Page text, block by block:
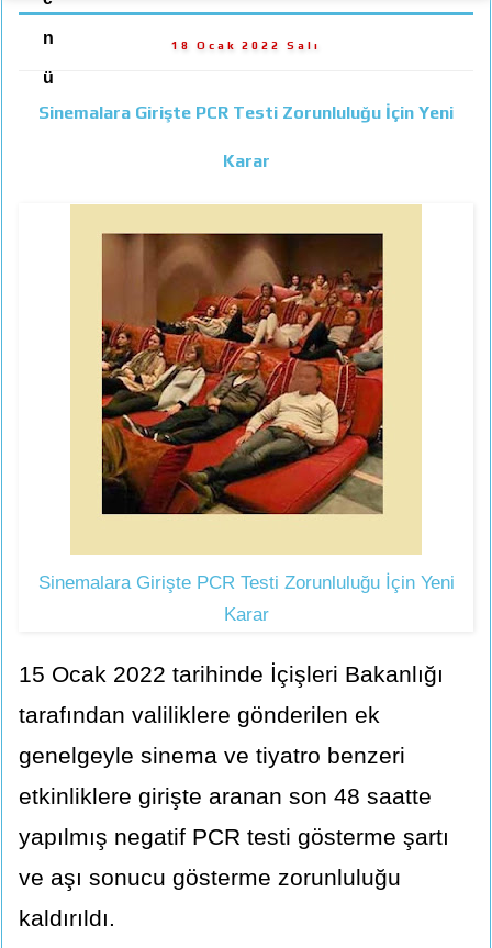
n
ü
18 Ocak 2022 Salı
Sinemalara Girişte PCR Testi Zorunluluğu İçin Yeni
Karar
Sinemalara Girişte PCR Testi Zorunluluğu İçin Yeni
Karar
15 Ocak 2022 tarihinde İçişleri Bakanlığı
tarafından valiliklere gönderilen ek
genelgeyle sinema ve tiyatro benzeri
etkinliklere girişte aranan son 48 saatte
yapılmış negatif PCR testi gösterme şartı
ve aşı sonucu gösterme zorunluluğu
kaldırıldı.